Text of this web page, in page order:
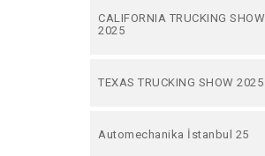
CALIFORNIA TRUCKING SHOW
2025
TEXAS TRUCKING SHOW 2025
Automechanika İstanbul 25